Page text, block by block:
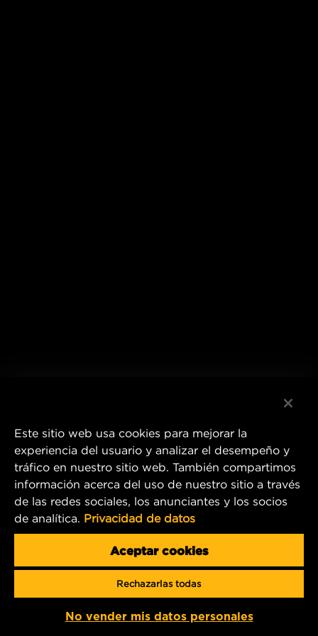
Este sitio web usa cookies para mejorar la
experiencia del usuario y analizar el desempeño y
tráfico en nuestro sitio web. También compartimos
información acerca del uso de nuestro sitio a través
de las redes sociales, los anunciantes y los socios
de analítica. Privacidad de datos
Aceptar cookies
Rechazarlas todas
No vender mis datos personales